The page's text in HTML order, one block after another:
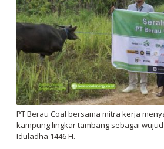
PT Berau Coal bersama mitra kerja
kampung lingkar tambang sebagai
Iduladha 1446 H.